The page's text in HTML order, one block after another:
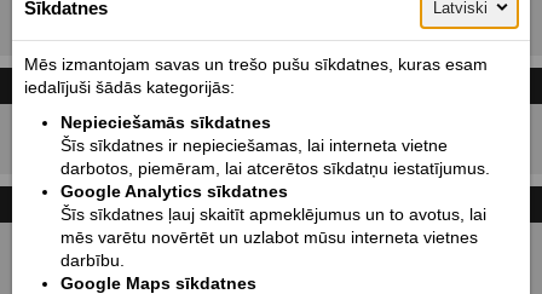
CENA UN LĪZINGA KALKULATORS
Cena sākot no: 34600 EUR
TEHNISKIE DATI
Izmēri mm (garums / bāze / augstums / platums):
2578 / 1668 / 1237 / 1066
Sīkdatnes Latviski
Mēs izmantojam savas un trešo pušu sīkdatnes, kuras esam
iedalījuši šādās kategorijās:
Nepieciešamās sīkdatnes
Šīs sīkdatnes ir nepieciešamas, lai interneta vietne
darbotos, piemēram, lai atcerētos sīkdatņu iestatījumus.
Google Analytics sīkdatnes
Šīs sīkdatnes ļauj skaitīt apmeklējumus un to avotus, lai
mēs varētu novērtēt un uzlabot mūsu interneta vietnes
darbību.
Google Maps sīkdatnes